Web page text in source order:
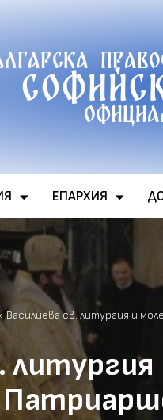
ЕПАРХИЯ
Василиева св. литургия и